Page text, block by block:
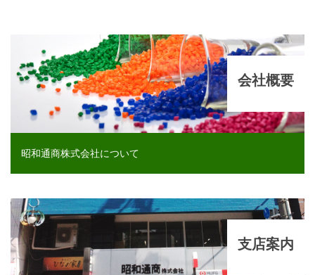
会社概要
昭和通商株式会社について
支店案内